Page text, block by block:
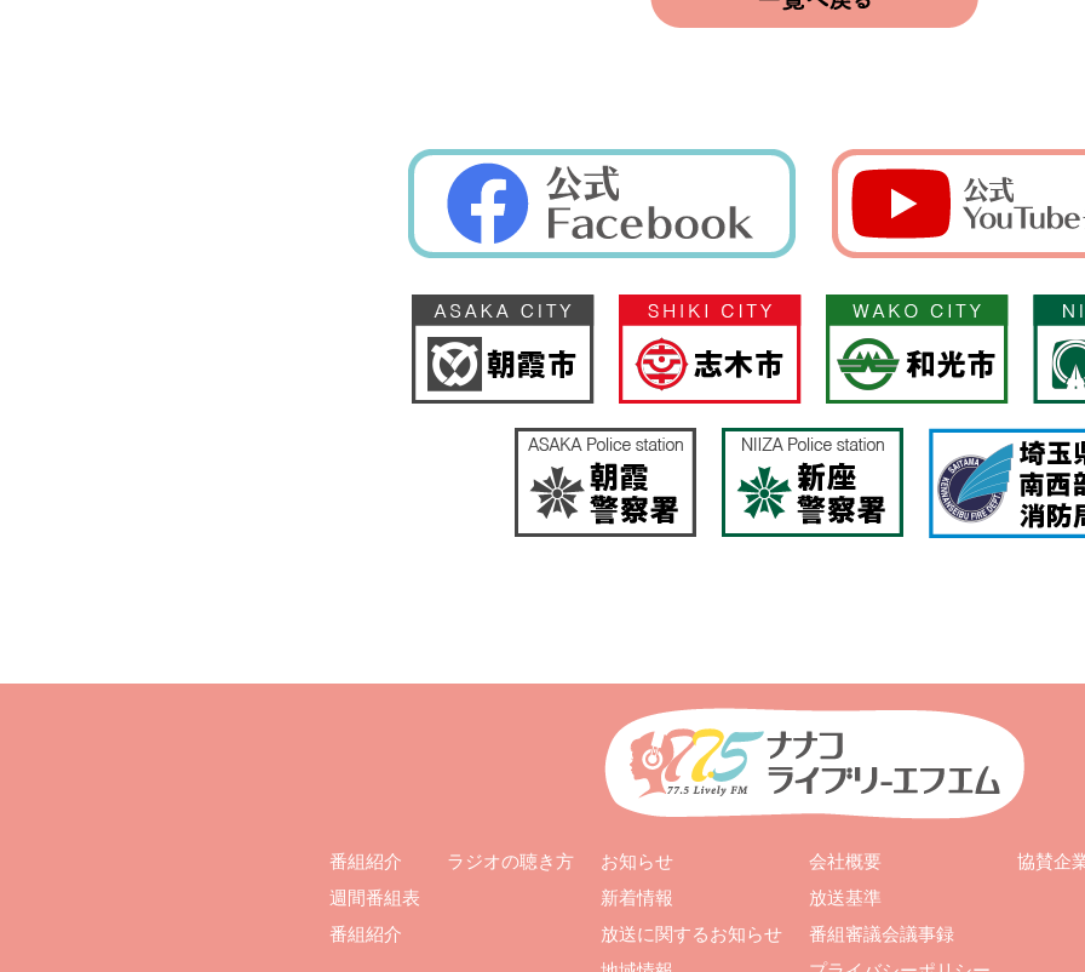
番組紹介
週間番組表
番組紹介
ラジオの聴き方
お知らせ
新着情報
放送に関するお知らせ
会社概要
放送基準
番組審議会議事録
協賛企